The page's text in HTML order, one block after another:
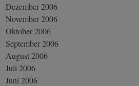
Dezember 2006
November 2006
Oktober 2006
September 2006
August 2006
Juli 2006
Juni 2006